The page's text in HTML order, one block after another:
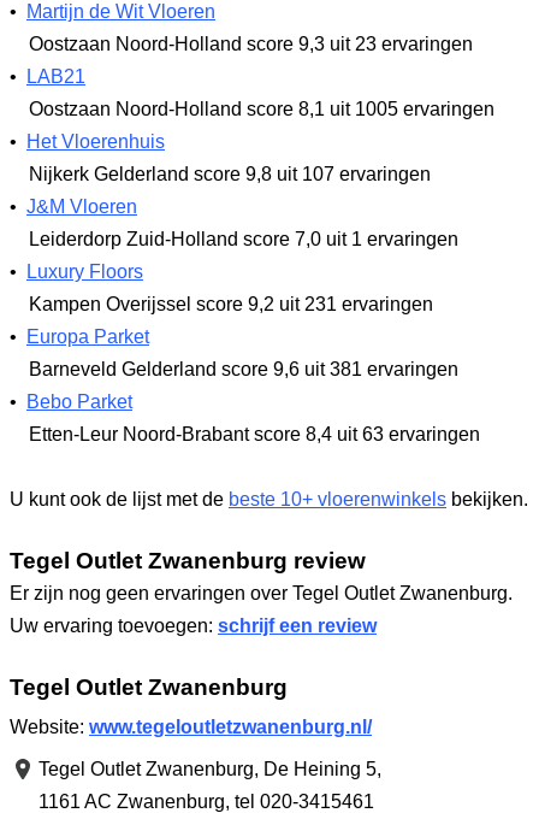
•
Martijn de Wit Vloeren
Oostzaan Noord-Holland score 9,3 uit 23 ervaringen
•
LAB21
Oostzaan Noord-Holland score 8,1 uit 1005 ervaringen
•
Het Vloerenhuis
Nijkerk Gelderland score 9,8 uit 107 ervaringen
• J&M Vloeren
Leiderdorp Zuid-Holland score 7,0 uit 1 ervaringen
•
Luxury Floors
Kampen Overijssel score 9,2 uit 231 ervaringen
•
Europa Parket
Barneveld Gelderland score 9,6 uit 381 ervaringen
•
Bebo Parket
Etten-Leur Noord-Brabantscore 8,4 uit 63 ervaringen
U kunt ook de lijst met de beste 10+ vloerenwinkels bekijken.
Tegel Outlet Zwanenburg review
Er zijn nog geen ervaringen over Tegel Outlet Zwanenburg.
Uw ervaring toevoegen: schrijf een review
Tegel Outlet Zwanenburg
Website: www.tegeloutletzwanenburg.nl/
Tegel Outlet Zwanenburg, De Heining 5,
1161 AC Zwanenburg, tel 020-3415461